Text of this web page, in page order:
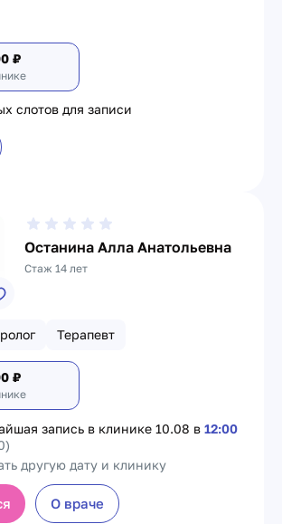
₽
слотов для записи
Останина Алла Анатольевна
Стаж 14 лет
Терапевт
₽
запись в клинике 10.08 в 12:00
другую дату и клинику
О враче